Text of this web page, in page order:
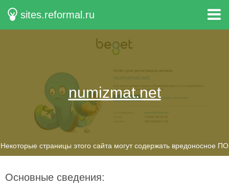
sites.reformal.ru
numizmat.net
Некоторые страницы этого сайта могут содержать вредоносное ПО
Основные сведения: